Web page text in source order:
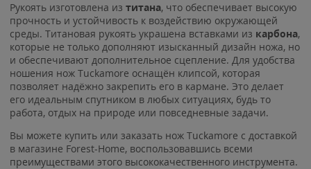
Рукоять изготовлена из титана, что обеспечивает высокую
прочность и устойчивость к воздействию окружающей
среды. Титановая рукоять украшена вставками из карбона,
которые не только дополняют изысканный дизайн ножа, но
и обеспечивают дополнительное сцепление. Для удобства
ношения нож Tuckamore оснащён клипсой, которая
позволяет надёжно закрепить его в кармане. Это делает
его идеальным спутником в любых ситуациях, будь то
работа, отдых на природе или повседневные задачи.
Вы можете купить или заказать нож Tuckamore с доставкой
в магазине Forest-Home, воспользовавшись всеми
преимуществами этого высококачественного инструмента.